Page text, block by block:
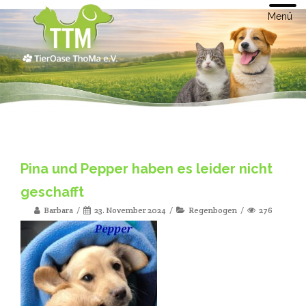
Menü
Pina und Pepper haben es leider nicht
geschafft
Barbara 23. November 2024 Regenbogen 276